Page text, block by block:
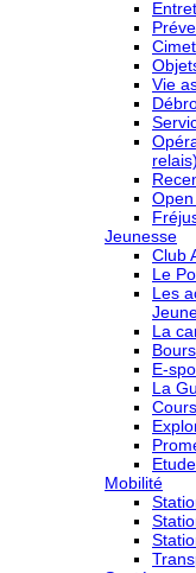
Vie
relais)
Jeunesse
Club
Le
Les
La
E-
La
Mobilité